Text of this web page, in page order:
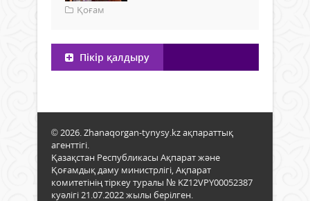
Қоғам
Пікір қалдыру
© 2026. Zhanaqorgan-tynysy.kz ақпараттық
агенттігі.
Қазақстан Республикасы Ақпарат және
Қоғамдық даму министрлігі, Ақпарат
комитетінің тіркеу туралы № KZ12VPY00052387
куәлігі 21.07.2022 жылы берілген.